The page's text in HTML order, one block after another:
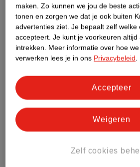
Etiketinformatie
Nature Impact Score
Impact Score.
Meer informatie
Bestel & Bezorginformatie
maken. Zo kunnen we jou de beste
tonen en zorgen we dat je ook buiten
advertenties ziet. Je bepaalt zelf welke
accepteert. Je kunt je voorkeuren altijd
intrekken. Meer informatie over hoe
verwerken lees je in ons Privacybeleid.
Zelf cookies
Weigeren
Accepteer